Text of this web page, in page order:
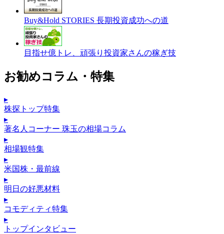
Buy&Hold STORIES 長期投資成功への道
目指せ億トレ、頑張り投資家さんの稼ぎ技
お勧めコラム・特集
▸
株探トップ特集
▸
著名人コーナー 珠玉の相場コラム
▸
相場観特集
▸
米国株・最前線
▸
明日の好悪材料
▸
コモディティ特集
▸
トップインタビュー